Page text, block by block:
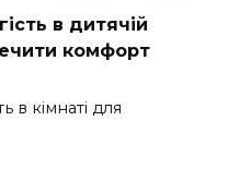
в дитячій
комфорт
в кімнаті для